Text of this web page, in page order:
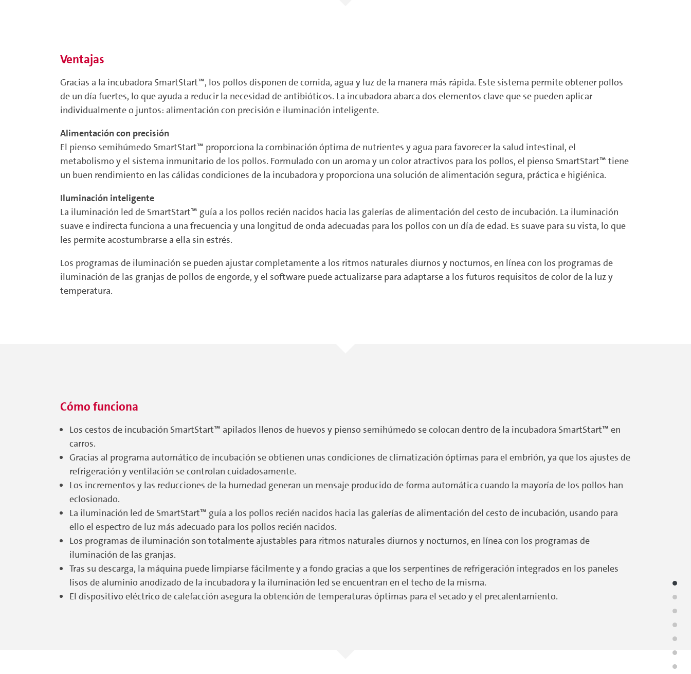
Ventajas
Gracias a la incubadora SmartStart™, los pollos disponen de comida, agua y luz de la manera más rápida. Este sistema permite obtener pollos
de un día fuertes, lo que ayuda a reducir la necesidad de antibióticos. La incubadora abarca dos elementos clave que se pueden aplicar
individualmente o juntos: alimentación con precisión e iluminación inteligente.
Alimentación con precisión
El pienso semihúmedo SmartStart™ proporciona la combinación óptima de nutrientes y agua para favorecer la salud intestinal, el
metabolismo y el sistema inmunitario de los pollos. Formulado con un aroma y un color atractivos para los pollos, el pienso SmartStart™ tiene
un buen rendimiento en las cálidas condiciones de la incubadora y proporciona una solución de alimentación segura, práctica e higiénica.
Iluminación inteligente
La iluminación led de SmartStart™ guía a los pollos recién nacidos hacia las galerías de alimentación del cesto de incubación. La iluminación
suave e indirecta funciona a una frecuencia y una longitud de onda adecuadas para los pollos con un día de edad. Es suave para su vista, lo que
les permite acostumbrarse a ella sin estrés.
Los programas de iluminación se pueden ajustar completamente a los ritmos naturales diurnos y nocturnos, en línea con los programas de
iluminación de las granjas de pollos de engorde, y el software puede actualizarse para adaptarse a los futuros requisitos de color de la luz y
temperatura.
Cómo funciona
Los cestos de incubación SmartStart™ apilados llenos de huevos y pienso semihúmedo se colocan dentro de la incubadora SmartStart™ en
carros.
Gracias al programa automático de incubación se obtienen unas condiciones de climatización óptimas para el embrión, ya que los ajustes de
refrigeración y ventilación se controlan cuidadosamente.
Los incrementos y las reducciones de la humedad generan un mensaje producido de forma automática cuando la mayoría de los pollos han
eclosionado.
La iluminación led de SmartStart™ guía a los pollos recién nacidos hacia las galerías de alimentación del cesto de incubación, usando para
ello el espectro de luz más adecuado para los pollos recién nacidos.
Los programas de iluminación son totalmente ajustables para ritmos naturales diurnos y nocturnos, en línea con los programas de
iluminación de las granjas.
Tras su descarga, la máquina puede limpiarse fácilmente y a fondo gracias a que los serpentines de refrigeración integrados en los paneles
lisos de aluminio anodizado de la incubadora y la iluminación led se encuentran en el techo de la misma.
El dispositivo eléctrico de calefacción asegura la obtención de temperaturas óptimas para el secado y el precalentamiento.